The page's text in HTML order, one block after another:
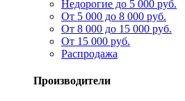
Недорогие до 5 000 руб.
От 5 000 до 8 000 руб.
От 8 000 до 15 000 руб.
От 15 000 руб.
Распродажа
Производители